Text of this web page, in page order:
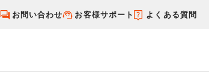
お問い合わせ お客様サポート よくある質問